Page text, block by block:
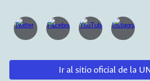
Ir al sitio oficial de la